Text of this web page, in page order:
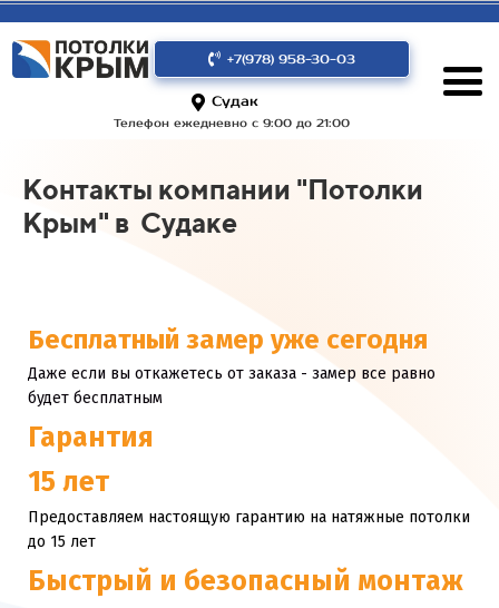
+7(978) 958-30-03
Судак
Телефон ежедневно с 9:00 до 21:00
Контакты компании "Потолки
Крым" в Судаке
Бесплатный замер уже сегодня
Даже если вы откажетесь от заказа - замер все равно
будет бесплатным
Гарантия
15 лет
Предоставляем настоящую гарантию на натяжные потолки
до 15 лет
Быстрый и безопасный монтаж